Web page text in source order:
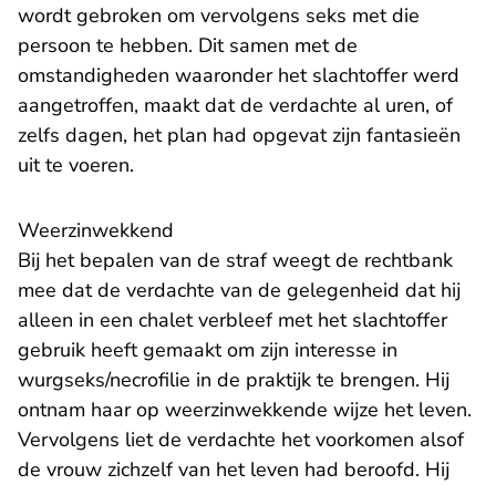
wordt gebroken om vervolgens seks met die
persoon te hebben. Dit samen met de
omstandigheden waaronder het slachtoffer werd
aangetroffen, maakt dat de verdachte al uren, of
zelfs dagen, het plan had opgevat zijn fantasieën
uit te voeren.
Weerzinwekkend
Bij het bepalen van de straf weegt de rechtbank
mee dat de verdachte van de gelegenheid dat hij
alleen in een chalet verbleef met het slachtoffer
gebruik heeft gemaakt om zijn interesse in
wurgseks/necrofilie in de praktijk te brengen. Hij
ontnam haar op weerzinwekkende wijze het leven.
Vervolgens liet de verdachte het voorkomen alsof
de vrouw zichzelf van het leven had beroofd. Hij